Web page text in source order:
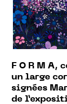
F O R M A,
un large
signées
de